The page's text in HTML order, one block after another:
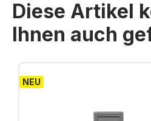
Diese Artikel
Ihnen auch
Produktgalerie überspringen
NEU